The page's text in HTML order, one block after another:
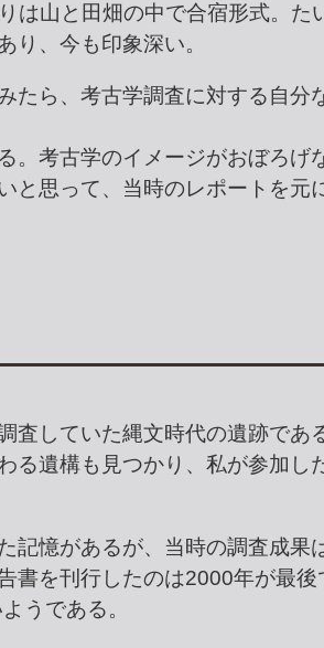
は山と田畑の中で合宿形式。た
り、今も印象深い。
たら、考古学調査に対する自分
。考古学のイメージがおぼろげ
と思って、当時のレポートを元
査していた縄文時代の遺跡であ
る遺構も見つかり、私が参加し
記憶があるが、当時の調査成果
書を刊行したのは2000年が最後
うである。